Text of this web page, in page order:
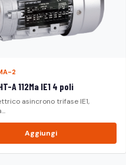
2
A 112Ma IE1 4 poli
asincrono trifase IE1,
Aggiungi